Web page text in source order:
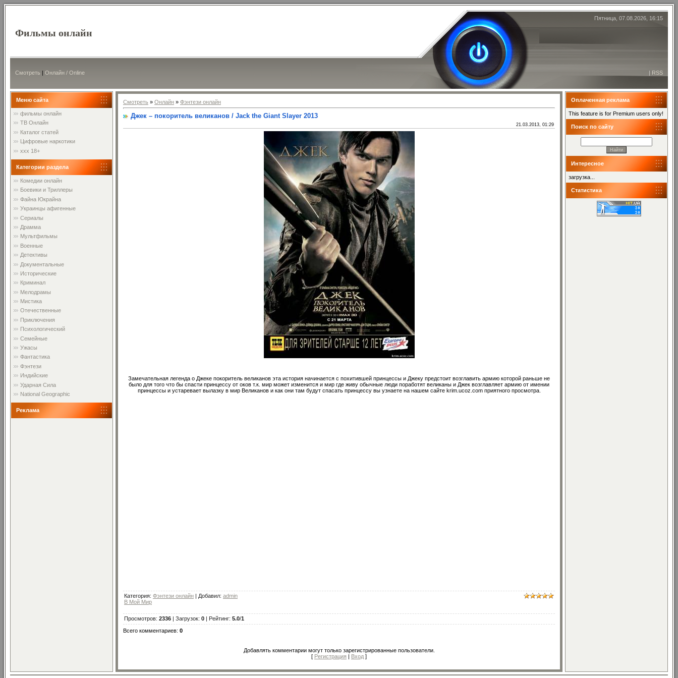
Фильмы онлайн
Пятница, 07.08.2026, 16:15
Смотреть | Онлайн / Online | RSS
Меню сайта
фильмы онлайн
ТВ Онлайн
Каталог статей
Цифровые наркотики
xxx 18+
Категории раздела
Комедии онлайн
Боевики и Триллеры
Файна Юкрайна
Украинцы афигенные
Сериалы
Драмма
Мультфильмы
Военные
Детективы
Документальные
Исторические
Криминал
Мелодрамы
Мистика
Отечественные
Приключения
Психологический
Семейные
Ужасы
Фантастика
Фэнтези
Индийские
Ударная Сила
National Geographic
Реклама
Смотреть » Онлайн » Фэнтези онлайн
Джек – покоритель великанов / Jack the Giant Slayer 2013
21.03.2013, 01:29
Замечательная легенда о Джеке покоритель великанов эта история начинается с похитившей принцессы и Джеку предстоит возглавить армию которой раньше не
было для того что бы спасти принцессу от оков т.к. мир может изменится и мир где живу обычные люди поработят великаны и Джек возглавляет армию от имении
принцессы и устаревает вылазку в мир Великанов и как они там будут спасать принцессу вы узнаете на нашем сайте krim.ucoz.com приятного просмотра.
Категория: Фэнтези онлайн | Добавил: admin
В Мой Мир
Просмотров: 2336 | Загрузок: 0 | Рейтинг: 5.0/1
Всего комментариев: 0
Добавлять комментарии могут только зарегистрированные пользователи.
[ Регистрация | Вход ]
Оплаченная реклама
This feature is for Premium users only!
Поиск по сайту
Интересное
загрузка...
Статистика